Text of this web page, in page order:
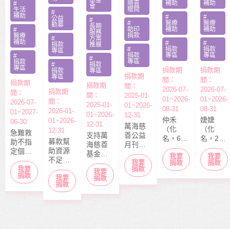
#
生活
補助
#
醫療
補助
#
捐款
專區
捐款期
間：
2026-07-
01~2027-
06-30
急難救
助不指
定個案
捐款，
募款所
得幫助
我要
捐款
#
公益
勸募
#
捐款
專區
#
捐款
專區
捐款期
間：
2026-01-
01~2026-
12-31
募款幫
助資源
不足的
中小型
社福單
位，協
我要
捐款
會
#
長期
服務
方案
推展
#
捐款
專區
捐款期
間：
2025-01-
01~2026-
12-31
支持萬
海慈善
基金會
長期性
服務方
案推
我要
捐款
隨喜
贈閱
#
助印
捐款
#
捐款
專區
捐款期
間：
2025-01-
01~2026-
12-31
萬海慈
善公益
月刊
「停泊
棧」於
每月10
我要
捐款
補助
#
醫療
補助
#
捐款
專區
捐款期
間：
2026-07-
01~2026-
08-31
仲禾
（化
名，6
歲），
本該快
快樂樂
我要
捐款
補助
#
醫療
補助
#
捐款
專區
捐款期
間：
2026-07-
01~2026-
08-31
婕婕
（化
名，20
歲）今
年6月底
剛從商
我要
捐款